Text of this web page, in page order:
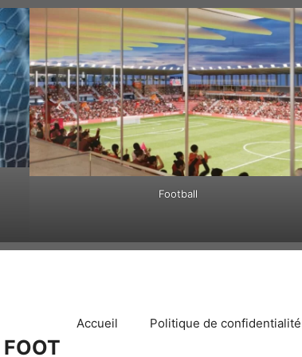
Football
Accueil Politique de confidentialité